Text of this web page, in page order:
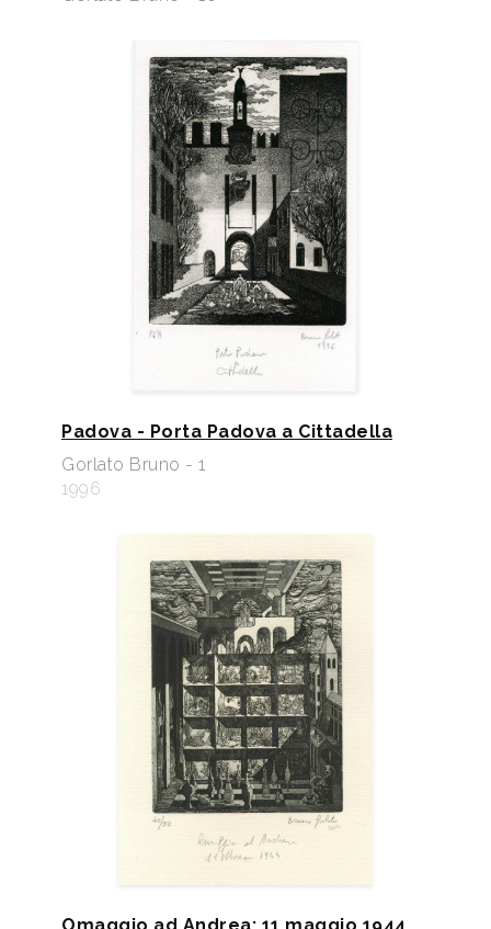
Padova - Porta Padova a Cittadella
Gorlato Bruno - 1
1996